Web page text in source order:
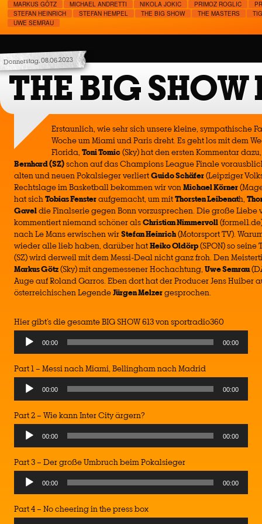
MARKUS GÖTZ
MICHAEL ANDRETTI NIKOLA JOKIC PRIMOZ ROGLIC
STEFAN HEINRICH
STEFAN HEMPEL THE BIG SHOW THE MASTERS
UWE SEMRAU
Donnerstag, 08.06.2023
THE BIG
Erstaunlich, wie sehr sich unsere kleine, sympathische
Woche um Miami und Paris dreht. Es geht los mit dem
Florida, Toni Tomic(Sky) hat den ersten Kommentar
Bernhard (SZ)schon auf das Champions League Finale
alten und neuen Pokalsieger verliertGuido Schäfer(Leipziger
Rechtslage im Basketball bekommen wir vonMichael Körner
hat sichTobias Fensteraufgemacht, um mitThorsten Leibenath,
Gaveldie Finalserie gegen Bonn vorzusprechen. Die große Liebe
kommentiert niemand schöner alsChristian Nimmervoll
nach Le Mans erwischen wirStefan Heinrich(Motorsport TV).
wieder alle lieb haben, darüber hatHeiko Oldörp(SPON) so seine
(SZ) wird derweil mit dem Messi-Deal nicht ganz froh. Den
Markus Götz(Sky) mit angemessener Hochachtung, Uwe Semrau
Auge auf Roland Garros. Eben dort hat der Producer Jens Huiber
österreichischen LegendeJürgen Melzergesprochen.
Hier gibt’s die gesamte BIG SHOW 613 von sportradio360
Audio
Player
00:00 00:00
Part 1 – Messi nach Miami, Bellingham nach Madrid
Audio
Player
00:00 00:00
Part 2 – Wie kann Inter City ärgern?
Audio
Player
00:00 00:00
Part 3 – Der große Umbruch beim Pokalsieger
00:00 00:00
Part 4 – No cheering in the press box